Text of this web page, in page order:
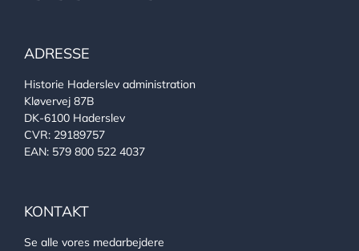
ADRESSE
Historie Haderslev administration
Kløvervej 87B
DK-6100 Haderslev
CVR: 29189757
EAN: 579 800 522 4037
KONTAKT
Se alle vores medarbejdere